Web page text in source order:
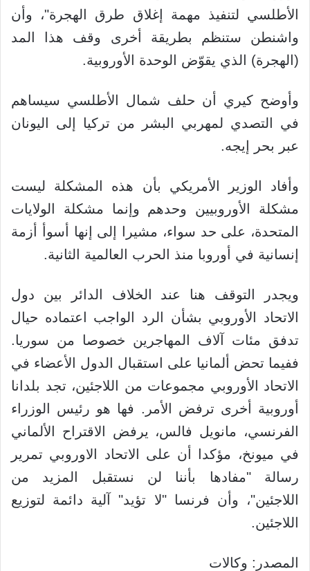
الأطلسي لتنفيذ مهمة إغلاق طرق الهجرة"، وأن
واشنطن ستنظم بطريقة أخرى وقف هذا المد
(الهجرة) الذي يقوّض الوحدة الأوروبية.
وأوضح كيري أن حلف شمال الأطلسي سيساهم
في التصدي لمهربي البشر من تركيا إلى اليونان
عبر بحر إيجه.
وأفاد الوزير الأمريكي بأن هذه المشكلة ليست
مشكلة الأوروبيين وحدهم وإنما مشكلة الولايات
المتحدة، على حد سواء، مشيرا إلى إنها أسوأ أزمة
إنسانية في أوروبا منذ الحرب العالمية الثانية.
ويجدر التوقف هنا عند الخلاف الدائر بين دول
الاتحاد الأوروبي بشأن الرد الواجب اعتماده حيال
تدفق مئات آلاف المهاجرين خصوصا من سوريا.
ففيما تحض ألمانيا على استقبال الدول الأعضاء في
الاتحاد الأوروبي مجموعات من اللاجئين، تجد بلدانا
أوروبية أخرى ترفض الأمر. فها هو رئيس الوزراء
الفرنسي، مانويل فالس، يرفض الاقتراح الألماني
في ميونخ، مؤكدا أن على الاتحاد الاوروبي تمرير
رسالة "مفادها بأننا لن نستقبل المزيد من
اللاجئين"، وأن فرنسا "لا تؤيد" آلية دائمة لتوزيع
اللاجئين.
المصدر: وكالات